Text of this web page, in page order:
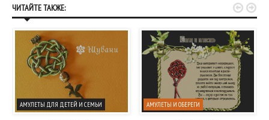
ЧИТАЙТЕ ТАКЖЕ:
АМУЛЕТЫ ДЛЯ ДЕТЕЙ И СЕМЬИ АМУЛЕТЫ И ОБЕРЕГИ
 